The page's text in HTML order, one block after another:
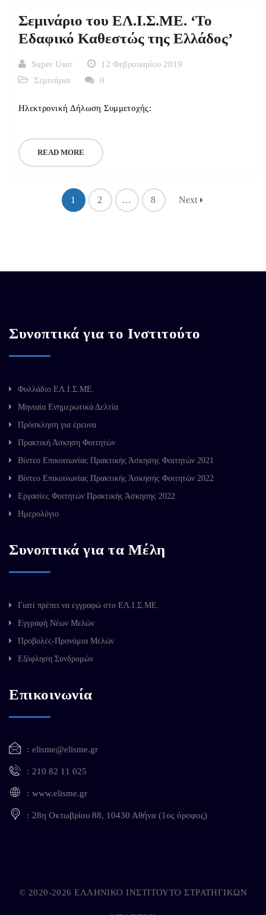
Σεμινάριο του ΕΛ.Ι.Σ.ΜΕ. ‘Το
Εδαφικό Καθεστώς της Ελλάδος’
Super User
12 Φεβρουαρίου 2019
Σεμινάρια
0
Ηλεκτρονική Δήλωση Συμμετοχής:
READ MORE
1 2 … 8 Next
Συνοπτικά για το Ινστιτούτο
Φυλλάδιο ΕΛ.Ι.Σ.ΜΕ.
Μηνιαία Ενημερωτικά Δελτία
Πρόσκληση για έρευνα
Πρακτική Άσκηση Φοιτητών
Βίντεο Επικοινωνίας Πρακτικής Άσκησης Φοιτητών 2021
Βίντεο Επικοινωνίας Πρακτικής Άσκησης Φοιτητών 2022
Εργασίες Φοιτητών Πρακτικής Άσκησης 2022
Ημερολόγιο
Συνοπτικά για τα Μέλη
Γιατί πρέπει να εγγραφώ στο ΕΛ.Ι.Σ.ΜΕ.
Εγγραφή Νέων Μελών
Προβολές-Προνόμια Μελών
Εξόφληση Συνδρομών
Επικοινωνία
elisme@elisme.gr
210 82 11 025
www.elisme.gr
28η Οκτωβρίου 88, 10430 Αθήνα (1ος όροφος)
© 2020-2026 ΕΛΛΗΝΙΚΟ ΙΝΣΤΙΤΟΥΤΟ ΣΤΡΑΤΗΓΙΚΩΝ